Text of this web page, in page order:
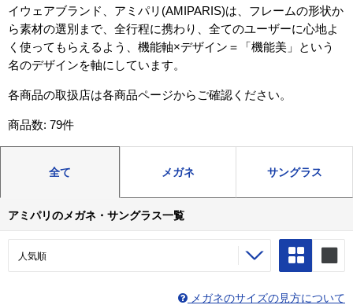
イウェアブランド、アミパリ(AMIPARIS)は、フレームの形状か
ら素材の選別まで、全行程に携わり、全てのユーザーに心地よ
く使ってもらえるよう、機能軸×デザイン＝「機能美」という
名のデザインを軸にしています。
各商品の取扱店は各商品ページからご確認ください。
商品数: 79件
全て メガネ サングラス
アミパリのメガネ・サングラス一覧
メガネのサイズの見方について